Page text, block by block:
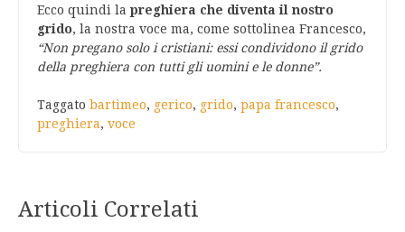
Ecco quindi la preghiera che diventa il nostro
grido, la nostra voce ma, come sottolinea Francesco,
“Non pregano solo i cristiani: essi condividono il grido
della preghiera con tutti gli uomini e le donne”.
Taggato bartimeo, gerico, grido, papa francesco,
preghiera, voce
Articoli Correlati